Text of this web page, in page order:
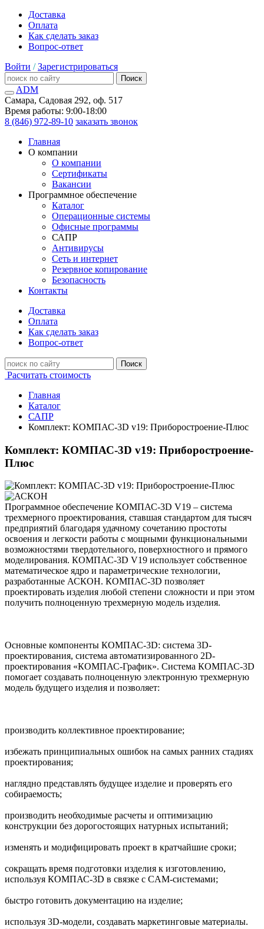
Доставка
Оплата
Как сделать заказ
Вопрос-ответ
Войти / Зарегистрироваться
Поиск
ADM
Самара, Садовая 292, оф. 517
Время работы: 9:00-18:00
8 (846) 972-89-10 заказать звонок
Главная
О компании
О компании
Сертификаты
Вакансии
Программное обеспечение
Каталог
Операционные системы
Офисные программы
САПР
Антивирусы
Сеть и интернет
Резервное копирование
Безопасность
Контакты
Доставка
Оплата
Как сделать заказ
Вопрос-ответ
Поиск
Расчитать стоимость
Главная
Каталог
САПР
Комплект: КОМПАС-3D v19: Приборостроение-Плюс
Комплект: КОМПАС-3D v19: Приборостроение-
Плюс
Программное обеспечение КОМПАС-3D V19 – система
трехмерного проектирования, ставшая стандартом для тысяч
предприятий благодаря удачному сочетанию простоты
освоения и легкости работы с мощными функциональными
возможностями твердотельного, поверхностного и прямого
моделирования. КОМПАС-3D V19 использует собственное
математическое ядро и параметрические технологии,
разработанные АСКОН. КОМПАС-3D позволяет
проектировать изделия любой степени сложности и при этом
получить полноценную трехмерную модель изделия.
Основные компоненты КОМПАС-3D: система 3D-
проектирования, система автоматизированного 2D-
проектирования «КОМПАС-График». Система КОМПАС-3D
помогает создавать полноценную электронную трехмерную
модель будущего изделия и позволяет:
производить коллективное проектирование;
избежать принципиальных ошибок на самых ранних стадиях
проектирования;
наглядно представлять будущее изделие и проверять его
собираемость;
производить необходимые расчеты и оптимизацию
конструкции без дорогостоящих натурных испытаний;
изменять и модифицировать проект в кратчайшие сроки;
сокращать время подготовки изделия к изготовлению,
используя КОМПАС-3D в связке с CAM-системами;
быстро готовить документацию на изделие;
используя 3D-модели, создавать маркетинговые материалы.